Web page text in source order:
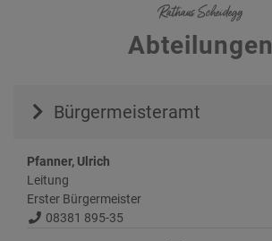
Rathaus Scheidegg
Abteilungen
Bürgermeisteramt
Pfanner, Ulrich
Leitung
Erster Bürgermeister
08381 895-35